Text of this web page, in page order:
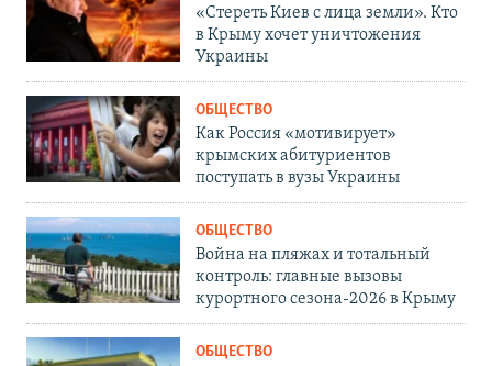
«Стереть Киев с лица земли». Кто
в Крыму хочет уничтожения
Украины
ОБЩЕСТВО
Как Россия «мотивирует»
крымских абитуриентов
поступать в вузы Украины
ОБЩЕСТВО
Война на пляжах и тотальный
контроль: главные вызовы
курортного сезона-2026 в Крыму
ОБЩЕСТВО